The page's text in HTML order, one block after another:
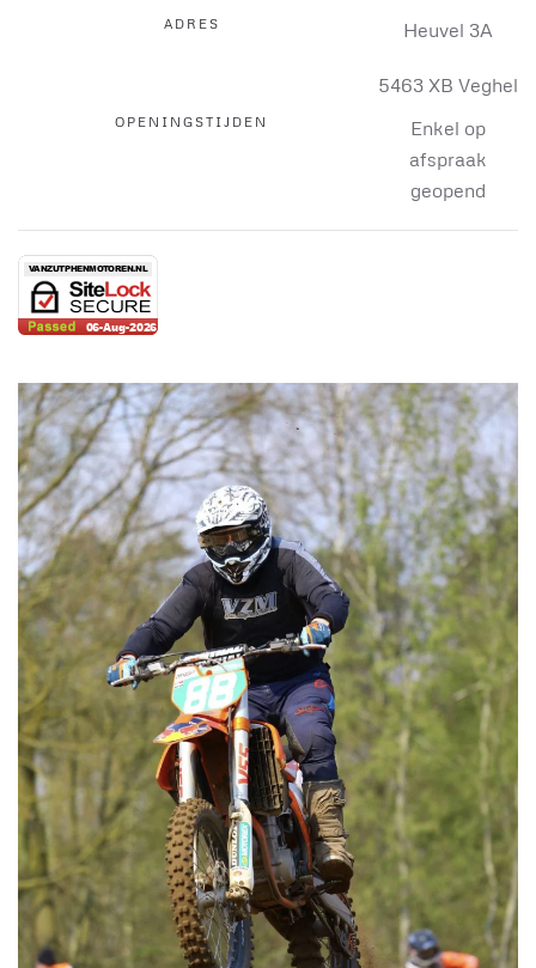
ADRES Heuvel 3A
5463 XB Veghel
OPENINGSTIJDEN
Enkel op
afspraak
geopend